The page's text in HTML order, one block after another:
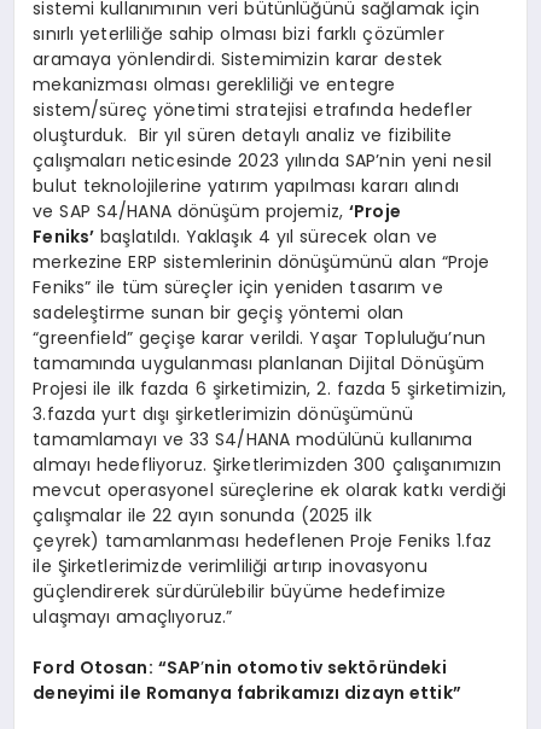
sistemi kullanımının veri bütünlüğünü sağlamak için
sınırlı yeterliliğe sahip olması bizi farklı çözümler
aramaya yönlendirdi. Sistemimizin karar destek
mekanizması olması gerekliliği ve entegre
sistem/süreç yönetimi stratejisi etrafında hedefler
oluşturduk. Bir yıl süren detaylı analiz ve fizibilite
çalışmaları neticesinde 2023 yılında SAP’nin yeni nesil
bulut teknolojilerine yatırım yapılması kararı alındı
ve SAP S4/HANA dönüşüm projemiz, ‘Proje
Feniks’ başlatıldı. Yaklaşık 4 yıl sürecek olan ve
merkezine ERP sistemlerinin dönüşümünü alan “Proje
Feniks” ile tüm süreçler için yeniden tasarım ve
sadeleştirme sunan bir geçiş yöntemi olan
“greenfield” geçişe karar verildi. Yaşar Topluluğu’nun
tamamında uygulanması planlanan Dijital Dönüşüm
Projesi ile ilk fazda 6 şirketimizin, 2. fazda 5 şirketimizin,
3.fazda yurt dışı şirketlerimizin dönüşümünü
tamamlamayı ve 33 S4/HANA modülünü kullanıma
almayı hedefliyoruz. Şirketlerimizden 300 çalışanımızın
mevcut operasyonel süreçlerine ek olarak katkı verdiği
çalışmalar ile 22 ayın sonunda (2025 ilk
çeyrek) tamamlanması hedeflenen Proje Feniks 1.faz
ile Şirketlerimizde verimliliği artırıp inovasyonu
güçlendirerek sürdürülebilir büyüme hedefimize
ulaşmayı amaçlıyoruz.”
Ford Otosan: “SAP’nin otomotiv sektöründeki
deneyimi ile Romanya fabrikamızı dizayn ettik”